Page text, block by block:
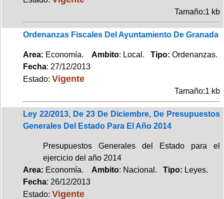
Tamaño:1 kb
Ordenanzas Fiscales Del Ayuntamiento De Granada
Area: Economía. Ambito: Local. Tipo: Ordenanzas.
Fecha: 27/12/2013
Estado: Vigente
Tamaño:1 kb
Ley 22/2013, De 23 De Diciembre, De Presupuestos
Generales Del Estado Para El Año 2014
Presupuestos Generales del Estado para el
ejercicio del año 2014
Area: Economía. Ambito: Nacional. Tipo: Leyes.
Fecha: 26/12/2013
Estado: Vigente